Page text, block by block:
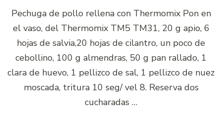
Pechuga de pollo rellena con Thermomix Pon en
el vaso, del Thermomix TM5 TM31, 20 g apio, 6
hojas de salvia,20 hojas de cilantro, un poco de
cebollino, 100 g almendras, 50 g pan rallado, 1
clara de huevo, 1 pellizco de sal, 1 pellizco de nuez
moscada, tritura 10 seg/ vel 8. Reserva dos
cucharadas …